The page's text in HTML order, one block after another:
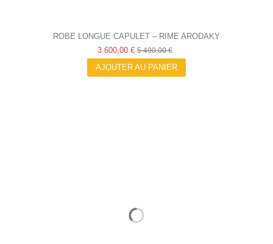
ROBE LONGUE CAPULET – RIME ARODAKY
3 600,00 € 5 490,00 €
AJOUTER AU PANIER